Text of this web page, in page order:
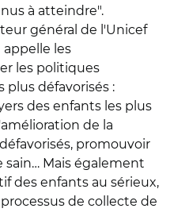
à atteindre".
général de l'Unicef
appelle les
les politiques
plus défavorisés :
des enfants les plus
de la
promouvoir
Mais également
des enfants au sérieux,
de collecte de